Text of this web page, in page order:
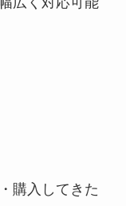
購入してきた